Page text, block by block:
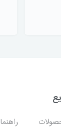
راهنما